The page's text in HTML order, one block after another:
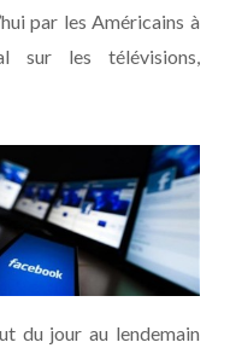
par les Américains à
sur les télévisions,
du jour au lendemain